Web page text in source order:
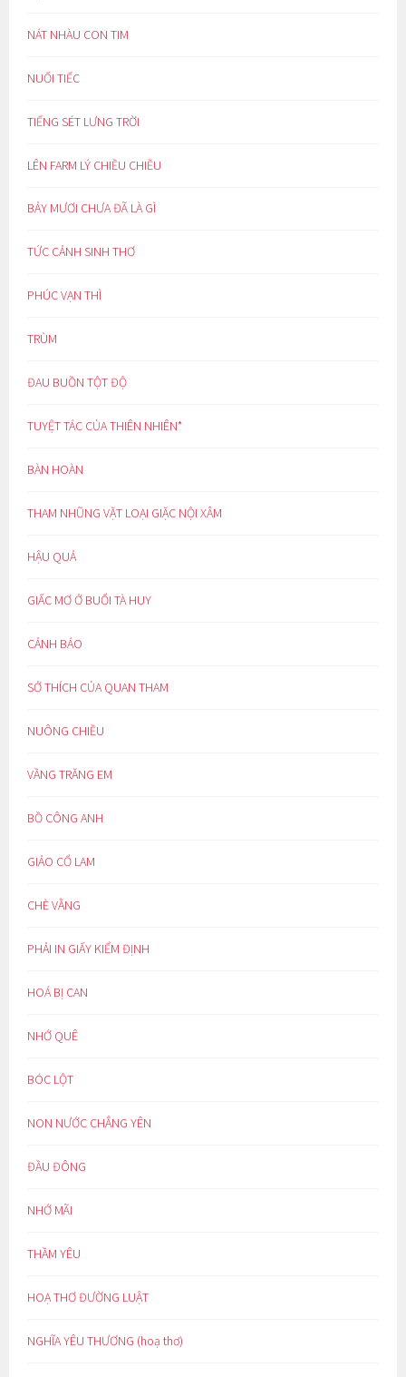
NÁT NHÀU CON TIM
NUỐI TIẾC
TIẾNG SÉT LƯNG TRỜI
LÊN FARM LÝ CHIỀU CHIỀU
BẢY MƯƠI CHƯA ĐÃ LÀ GÌ
TỨC CẢNH SINH THƠ
PHÚC VẠN THÌ
TRÙM
ĐAU BUỒN TỘT ĐỘ
TUYỆT TÁC CỦA THIÊN NHIÊN*
BÀN HOÀN
THAM NHŨNG VẶT LOẠI GIẶC NỘI XÂM
HẬU QUẢ
GIẤC MƠ Ở BUỔI TÀ HUY
CẢNH BÁO
SỞ THÍCH CỦA QUAN THAM
NUÔNG CHIỀU
VẦNG TRĂNG EM
BỒ CÔNG ANH
GIẢO CỔ LAM
CHÈ VẰNG
PHẢI IN GIẤY KIỂM ĐỊNH
HOÁ BỊ CAN
NHỚ QUÊ
BÓC LỘT
NON NƯỚC CHẲNG YÊN
ĐẦU ĐÔNG
NHỚ MÃI
THẦM YÊU
HOẠ THƠ ĐƯỜNG LUẬT
NGHĨA YÊU THƯƠNG (hoạ thơ)